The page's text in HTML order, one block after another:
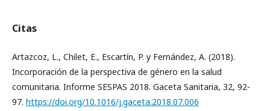
Citas
Artazcoz, L., Chilet, E., Escartín, P. y Fernández, A. (2018).
Incorporación de la perspectiva de género en la salud
comunitaria. Informe SESPAS 2018. Gaceta Sanitaria, 32, 92-
97. https://doi.org/10.1016/j.gaceta.2018.07.006